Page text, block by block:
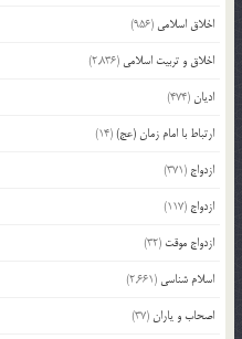
اخلاق اسلامی (956)
اخلاق و تربیت اسلامی (2,836)
ادیان(474)
ارتباط با امام زمان (عج)(14)
ازدواج (371)
ازدواج (117)
ازدواج موقت (32)
اسلام شناسی (2,661)
اصحاب و یاران(37)